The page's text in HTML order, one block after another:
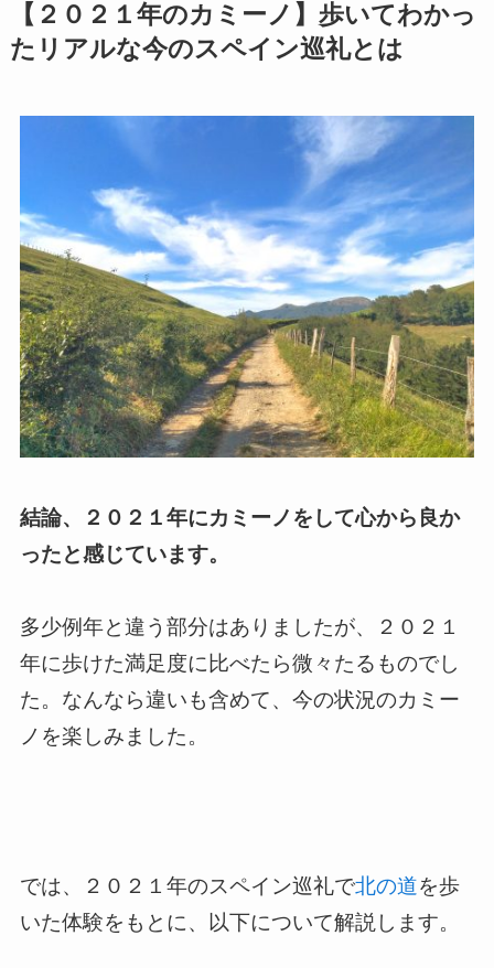
【２０２１年のカミーノ】歩いてわかっ
たリアルな今のスペイン巡礼とは
結論、２０２１年にカミーノをして心から良か
ったと感じています。
多少例年と違う部分はありましたが、２０２１
年に歩けた満足度に比べたら微々たるものでし
た。なんなら違いも含めて、今の状況のカミー
ノを楽しみました。
では、２０２１年のスペイン巡礼で北の道を歩
いた体験をもとに、以下について解説します。